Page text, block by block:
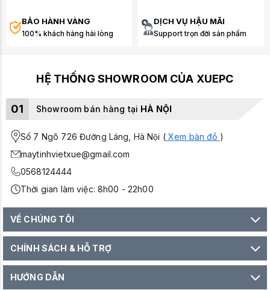
BẢO HÀNH VÀNG
100% khách hàng hài lòng
DỊCH VỤ HẬU MÃI
Support trọn đời sản phẩm
HỆ THỐNG SHOWROOM CỦA XUEPC
01 Showroom bán hàng tại HÀ NỘI
Số 7 Ngõ 726 Đường Láng, Hà Nội (Xem bản đồ )
maytinhvietxue@gmail.com
0568124444
Thời gian làm việc: 8h00 - 22h00
VỀ CHÚNG TÔI
CHÍNH SÁCH & HỖ TRỢ
HƯỚNG DẪN